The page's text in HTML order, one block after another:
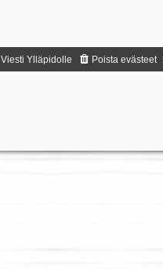
Poista evästeet
Viesti Ylläpidolle